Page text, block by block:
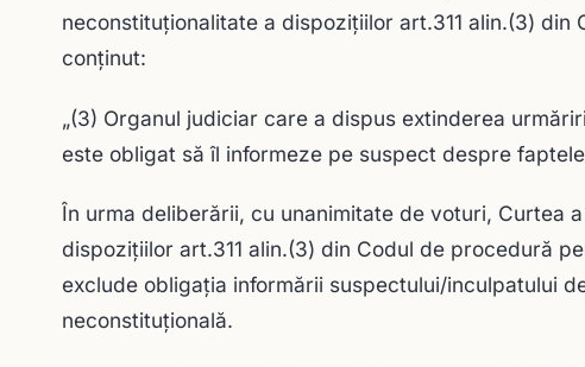
neconstituţionalitate a dispozițiilor art.311 alin.(3)
conținut:
„(3) Organul judiciar care a dispus extinderea
este obligat să îl informeze pe suspect despre
În urma deliberării, cu unanimitate de voturi, Curtea
dispoziţiilor art.311 alin.(3) din Codul de procedură
exclude obligaţia informării suspectului/inculpatului
neconstituţională.